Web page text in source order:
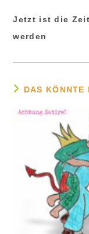
Jetzt ist die
werden
DAS KÖNNTE